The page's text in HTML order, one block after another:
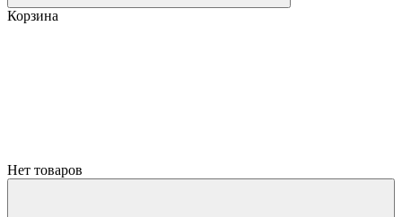
Корзина
Нет товаров